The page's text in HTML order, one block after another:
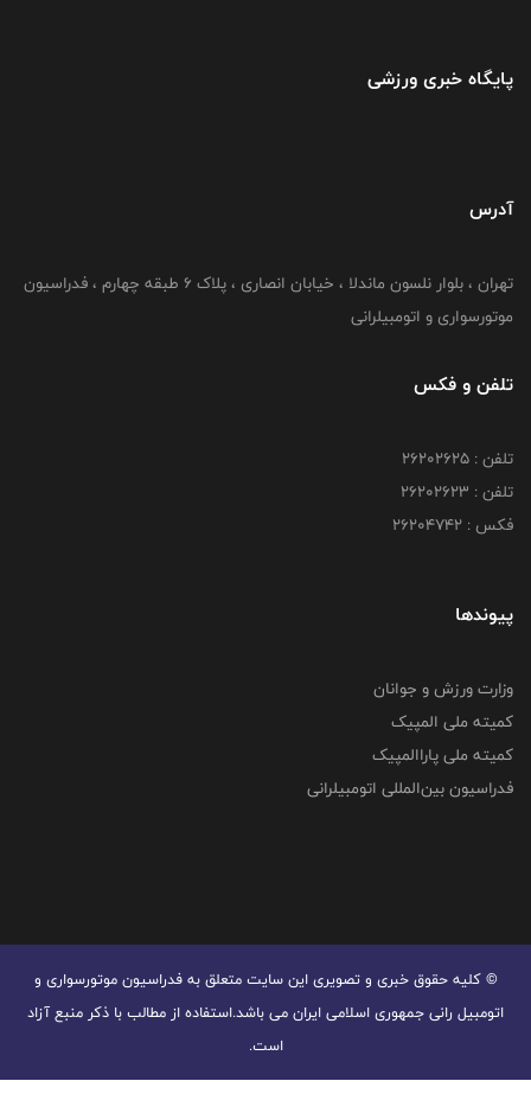
پایگاه خبری ورزشی
آدرس
تهران ، بلوار نلسون ماندلا ، خیابان انصاری ، پلاک ۶ طبقه چهارم ، فدراسیون
موتورسواری و اتومبیلرانی
تلفن و فکس
تلفن : ۲۶۲۰۲۶۲۵
تلفن : ۲۶۲۰۲۶۲۳
فکس : ۲۶۲۰۴۷۴۲
پیوندها
وزارت ورزش و جوانان
کمیته ملی المپیک
کمیته ملی پاراالمپیک
فدراسیون بین‌المللی اتومبیلرانی
© کليه حقوق خبری و تصويری اين سايت متعلق به فدراسیون موتورسواری و
اتومبیل رانی جمهوری اسلامی ایران می باشد.استفاده از مطالب با ذكر منبع آزاد
است.